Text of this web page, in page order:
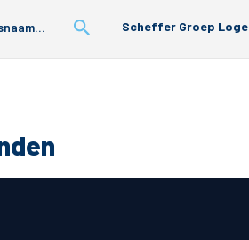
Clubcard
Voorwaarden seizoenkaart
Scheffer Groep Loge